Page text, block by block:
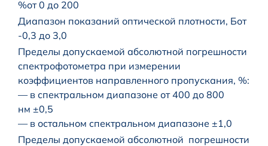
%от 0 до 200
Диапазон показаний оптической плотности, Бот
-0,3 до 3,0
Пределы допускаемой абсолютной погрешности
спектрофотометра при измерении
коэффициентов направленного пропускания, %:
— в спектральном диапазоне от 400 до 800
нм ±0,5
— в остальном спектральном диапазоне ±1,0
Пределы допускаемой абсолютной погрешности